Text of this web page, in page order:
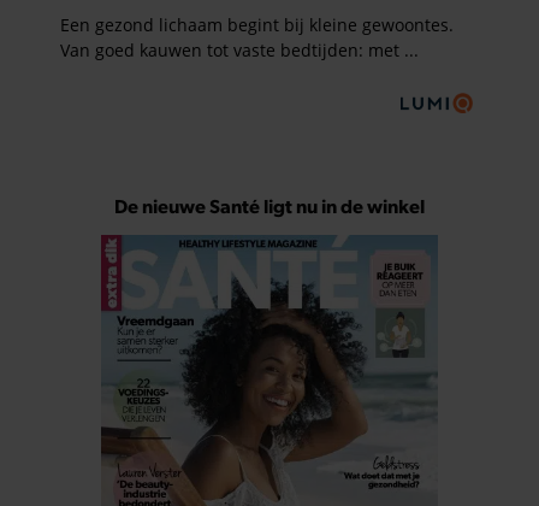
De nieuwe Santé ligt nu in de winkel